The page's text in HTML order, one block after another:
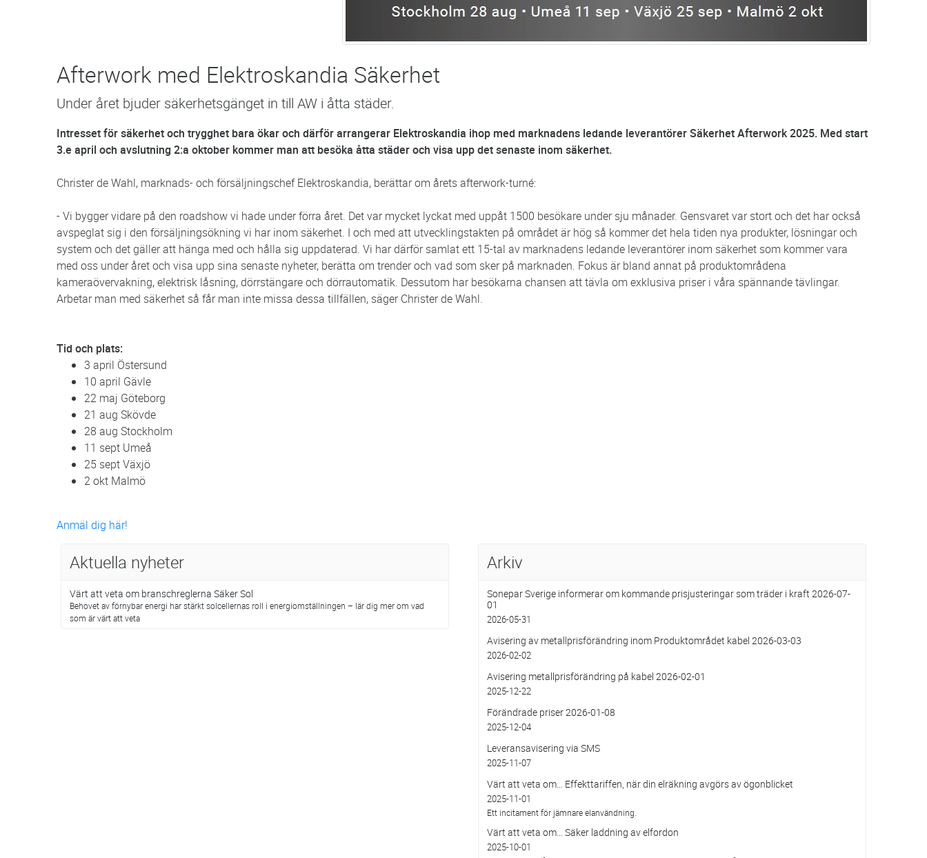
Afterwork med Elektroskandia Säkerhet
Under året bjuder säkerhetsgänget in till AW i åtta städer.
Intresset för säkerhet och trygghet bara ökar och därför arrangerar Elektroskandia ihop med marknadens ledande leverantörer Säkerhet Afterwork 2025. Med start
3.e april och avslutning 2:a oktober kommer man att besöka åtta städer och visa upp det senaste inom säkerhet.
Christer de Wahl, marknads- och försäljningschef Elektroskandia, berättar om årets afterwork-turné:
- Vi bygger vidare på den roadshow vi hade under förra året. Det var mycket lyckat med uppåt 1500 besökare under sju månader. Gensvaret var stort och det har också
avspeglat sig i den försäljningsökning vi har inom säkerhet. I och med att utvecklingstakten på området är hög så kommer det hela tiden nya produkter, lösningar och
system och det gäller att hänga med och hålla sig uppdaterad. Vi har därför samlat ett 15-tal av marknadens ledande leverantörer inom säkerhet som kommer vara
med oss under året och visa upp sina senaste nyheter, berätta om trender och vad som sker på marknaden. Fokus är bland annat på produktområdena
kameraövervakning, elektrisk låsning, dörrstängare och dörrautomatik. Dessutom har besökarna chansen att tävla om exklusiva priser i våra spännande tävlingar.
Arbetar man med säkerhet så får man inte missa dessa tillfällen, säger Christer de Wahl.
Tid och plats:
3 april Östersund
10 april Gävle
22 maj Göteborg
21 aug Skövde
28 aug Stockholm
11 sept Umeå
25 sept Växjö
2 okt Malmö
Anmäl dig här!
Aktuella nyheter
Värt att veta om branschreglerna Säker Sol
Behovet av förnybar energi har stärkt solcellernas roll i energiomställningen – lär dig mer om vad
som är värt att veta
Arkiv
Sonepar Sverige informerar om kommande prisjusteringar som träder i kraft 2026-07-
01
2026-05-31
Avisering av metallprisförändring inom Produktområdet kabel 2026-03-03
2026-02-02
Avisering metallprisförändring på kabel 2026-02-01
2025-12-22
Förändrade priser 2026-01-08
2025-12-04
Leveransavisering via SMS
2025-11-07
Värt att veta om… Effekttariffen, när din elräkning avgörs av ögonblicket
2025-11-01
Ett incitament för jämnare elanvändning.
Värt att veta om… Säker laddning av elfordon
2025-10-01